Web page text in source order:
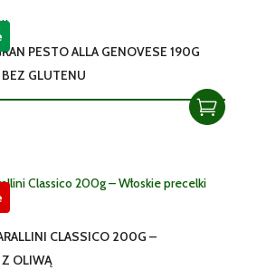
PESTO ALLA GENOVESE 190G
GLUTENU
CLASSICO 200G –
Z OLIWĄ